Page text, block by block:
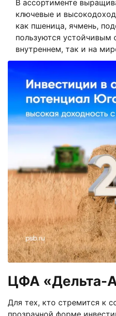
В ассортименте
ключевые и
как пшеница, ячмень,
пользуются устойчивым
внутреннем, так и на
ЦФА «Дельта-
Для тех, кто стремится к
прозрачной форме